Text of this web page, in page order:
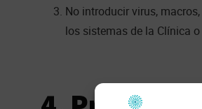
No introducir virus,
los sistemas de la Clínica o